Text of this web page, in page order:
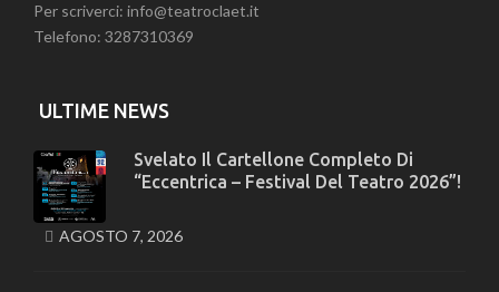
Per scriverci: info@teatroclaet.it
Telefono: 3287310369
ULTIME NEWS
Svelato Il Cartellone Completo Di
“Eccentrica – Festival Del Teatro 2026”!
AGOSTO 7, 2026